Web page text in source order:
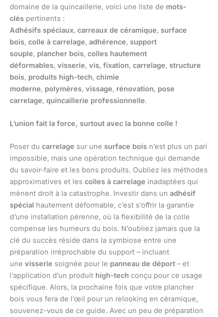
domaine de la quincaillerie, voici une liste de mots-
clés pertinents :
Adhésifs spéciaux, carreaux de céramique, surface
bois, colle à carrelage, adhérence, support
souple, plancher bois, colles hautement
déformables, visserie, vis, fixation, carrelage, structure
bois, produits high-tech, chimie
moderne, polymères, vissage, rénovation, pose
carrelage, quincaillerie professionnelle.
L’union fait la force, surtout avec la bonne colle !
Poser du carrelage sur une surface bois n’est plus un pari
impossible, mais une opération technique qui demande
du savoir-faire et les bons produits. Oubliez les méthodes
approximatives et les colles à carrelage inadaptées qui
mènent droit à la catastrophe. Investir dans un adhésif
spécial hautement déformable, c’est s’offrir la garantie
d’une installation pérenne, où la flexibilité de la colle
compense les humeurs du bois. N’oubliez jamais que la
clé du succès réside dans la symbiose entre une
préparation irréprochable du support – incluant
une visserie soignée pour le panneau de déport – et
l’application d’un produit high-tech conçu pour ce usage
spécifique. Alors, la prochaine fois que votre plancher
bois vous fera de l’œil pour un relooking en céramique,
souvenez-vous de ce guide. Avec un peu de préparation